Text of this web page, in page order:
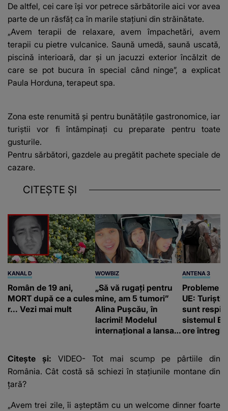
De altfel, cei care își vor petrece sărbătorile aici vor avea
parte de un răsfăț ca în marile stațiuni din străinătate.
„Avem terapii de relaxare, avem împachetări, avem
terapii cu pietre vulcanice. Saună umedă, saună uscată,
piscină interioară, dar și un jacuzzi exterior încălzit de
care se pot bucura în special când ninge”, a explicat
Paula Horduna, terapeut spa.
Zona este renumită și pentru bunătățile gastronomice, iar
turiștii vor fi întâmpinați cu preparate pentru toate
gusturile.
Pentru sărbători, gazdele au pregătit pachete speciale de
cazare.
CITEȘTE ȘI
KANAL D
Român de 19 ani,
MORT după ce a cules
r... Vezi mai mult
WOWBIZ
„Să vă rugați pentru
mine, am 5 tumori”
Alina Pușcău, în
lacrimi! Modelul
internațional a lansat
o boală gravă
ANTENA 3
Probleme
UE: Turiștii
sunt
sistemul
ore întregi
Citește și: VIDEO- Tot mai scump pe pârtiile din
România. Cât costă să schiezi în stațiunile montane din
țară?
„Avem trei zile, îi așteptăm cu un welcome dinner foarte